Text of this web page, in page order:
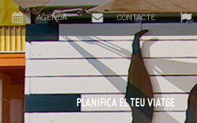
AGENDA CONTACTE
PLANIFICA EL TEU VIATGE